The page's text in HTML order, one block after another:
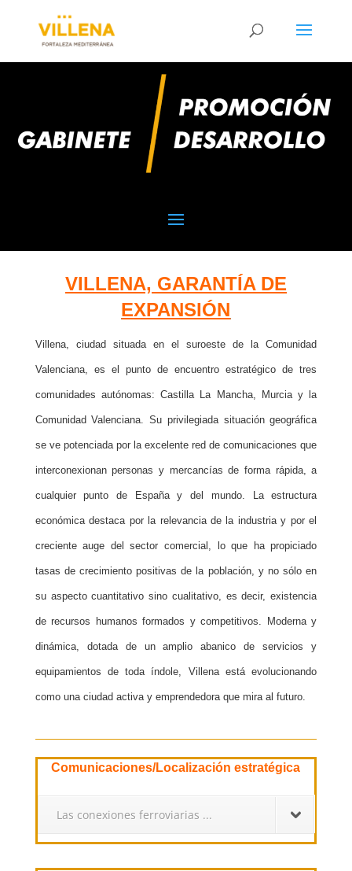
VILLENA, GARANTÍA DE
EXPANSIÓN
Villena, ciudad situada en el suroeste de la Comunidad
Valenciana, es el punto de encuentro estratégico de tres
comunidades autónomas: Castilla La Mancha, Murcia y la
Comunidad Valenciana. Su privilegiada situación geográfica
se ve potenciada por la excelente red de comunicaciones que
interconexionan personas y mercancías de forma rápida, a
cualquier punto de España y del mundo. La estructura
económica destaca por la relevancia de la industria y por el
creciente auge del sector comercial, lo que ha propiciado
tasas de crecimiento positivas de la población, y no sólo en
su aspecto cuantitativo sino cualitativo, es decir, existencia
de recursos humanos formados y competitivos. Moderna y
dinámica, dotada de un amplio abanico de servicios y
equipamientos de toda índole, Villena está evolucionando
como una ciudad activa y emprendedora que mira al futuro.
Comunicaciones/Localización estratégica
Las conexiones ferroviarias ...